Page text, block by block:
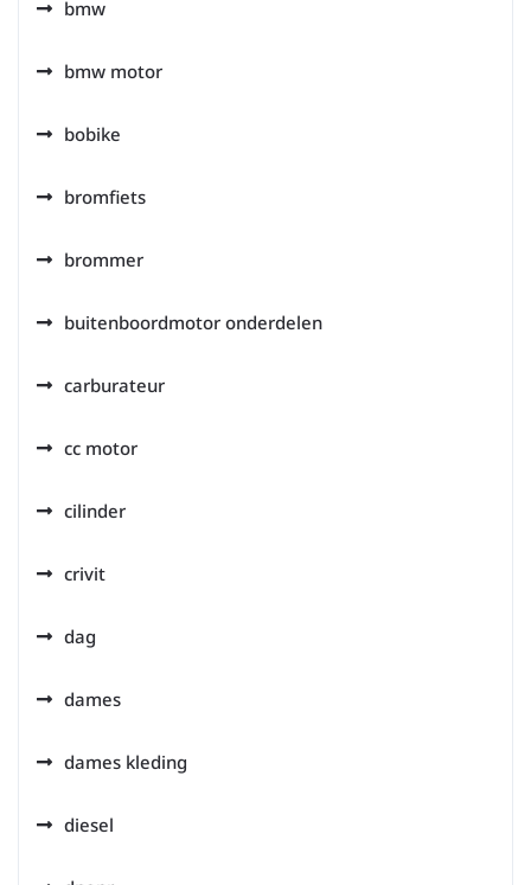
bmw
bmw motor
bobike
bromfiets
brommer
buitenboordmotor onderdelen
carburateur
cc motor
cilinder
crivit
dag
dames
dames kleding
diesel